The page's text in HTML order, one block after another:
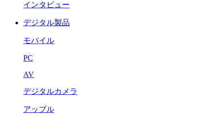
インタビュー
デジタル製品
モバイル
PC
AV
デジタルカメラ
アップル